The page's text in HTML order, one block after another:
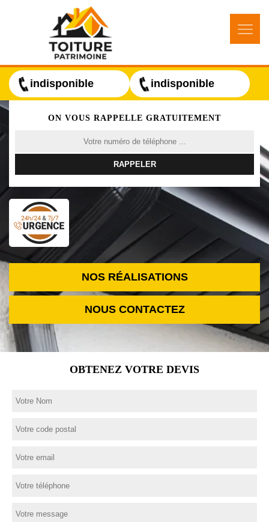
indisponible indisponible
ON VOUS RAPPELLE GRATUITEMENT
NOS RÉALISATIONS
NOUS CONTACTEZ
OBTENEZ VOTRE DEVIS